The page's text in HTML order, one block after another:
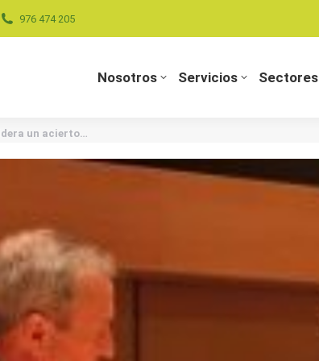
976 474 205
Nosotros Servicios Sectores
un acierto…